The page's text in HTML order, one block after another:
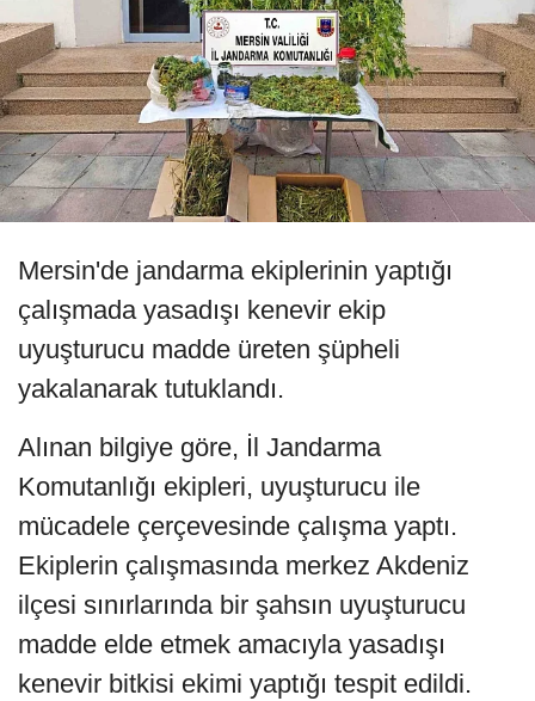
Mersin'de jandarma ekiplerinin yaptığı
çalışmada yasadışı kenevir ekip
uyuşturucu madde üreten şüpheli
yakalanarak tutuklandı.
Alınan bilgiye göre, İl Jandarma
Komutanlığı ekipleri, uyuşturucu ile
mücadele çerçevesinde çalışma yaptı.
Ekiplerin çalışmasında merkez Akdeniz
ilçesi sınırlarında bir şahsın uyuşturucu
madde elde etmek amacıyla yasadışı
kenevir bitkisi ekimi yaptığı tespit edildi.